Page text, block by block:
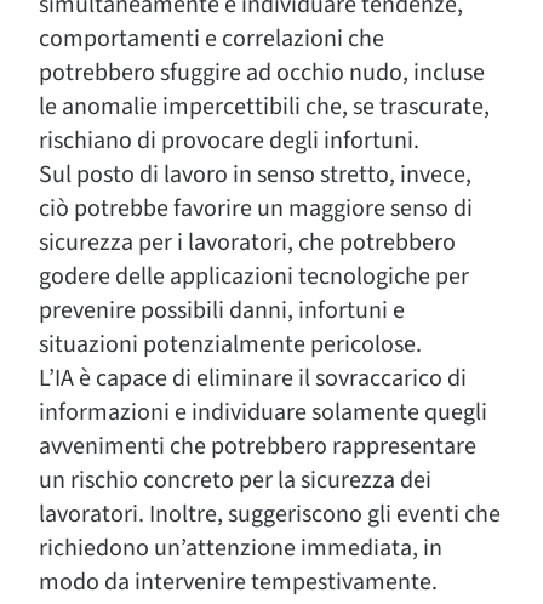
comportamenti e correlazioni che
potrebbero sfuggire ad occhio nudo, incluse
le anomalie impercettibili che, se trascurate,
rischiano di provocare degli infortuni.
Sul posto di lavoro in senso stretto, invece,
ciò potrebbe favorire un maggiore senso di
sicurezza per i lavoratori, che potrebbero
godere delle applicazioni tecnologiche per
prevenire possibili danni, infortuni e
situazioni potenzialmente pericolose.
L’IA è capace di eliminare il sovraccarico di
informazioni e individuare solamente quegli
avvenimenti che potrebbero rappresentare
un rischio concreto per la sicurezza dei
lavoratori. Inoltre, suggeriscono gli eventi che
richiedono un’attenzione immediata, in
modo da intervenire tempestivamente.